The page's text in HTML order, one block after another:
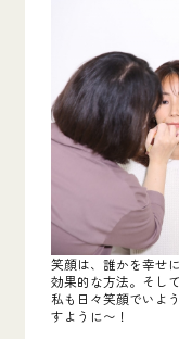
笑顔は、誰かを幸せ
効果的な方法。そし
私も日々笑顔でいよ
すように〜！